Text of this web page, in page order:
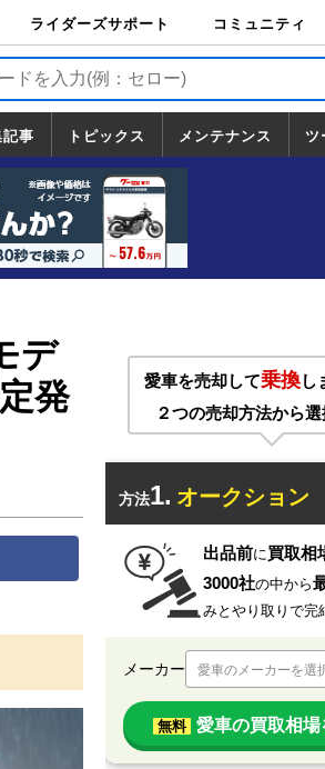
ライダーズサポート
ライダーズサポート
TOP
バイク輸送
バイクガレージライ
フ
バイク車両保険
ロードサービス
バイク試乗
コミュニティ
事 トピックス
トピックス
一覧
ホンダ
ヤマハ
スズキ
カワサキ
ハーレーダ
ビッドソン
BMW
ドゥカティ
トライアン
フ
メンテナンス ツ
デ
発
愛車を売却して乗換し
２つの売却方法から選
方法1. オークション
出品前に買取相
3000社の中から
みとやり取りで完
メーカー 愛車のメーカーを選
無料 愛車の買取相場